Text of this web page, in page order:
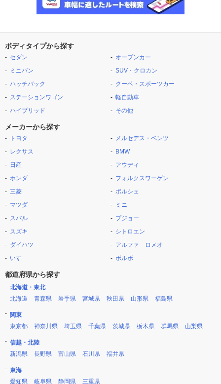
ボディタイプから探す
セダン
ミニバン
ハッチバック
ステーションワゴン
ハイブリッド
オープンカー
SUV・クロカン
クーペ・スポーツカー
軽自動車
その他
メーカーから探す
トヨタ
レクサス
日産
ホンダ
三菱
マツダ
スバル
スズキ
ダイハツ
いすゞ
メルセデス・ベンツ
BMW
アウディ
フォルクスワーゲン
ポルシェ
ミニ
プジョー
シトロエン
アルファ ロメオ
ボルボ
都道府県から探す
北海道・東北
北海道
青森県 岩手県 宮城県 秋田県 山形県 福島県
関東
東京都
神奈川県 埼玉県 千葉県 茨城県 栃木県 群馬県 山梨県
信越・北陸
新潟県
長野県 富山県 石川県 福井県
東海
愛知県
岐阜県 静岡県 三重県